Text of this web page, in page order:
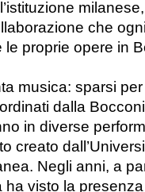
che
proprie opere in
musica: sparsi
dalla
in diverse
creato
Negli anni, a
ha visto la